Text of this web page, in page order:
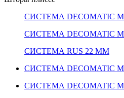
СИСТЕМА DECOMATIC
СИСТЕМА DECOMATIC
СИСТЕМА RUS 22 ММ
СИСТЕМА DECOMATIC
СИСТЕМА DECOMATIC